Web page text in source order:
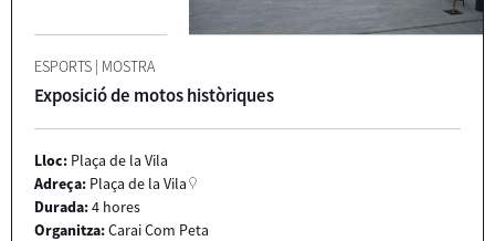
ESPORTS | MOSTRA
Exposició de motos històriques
Lloc: Plaça de la Vila
Adreça: Plaça de la Vila
Durada:4 hores
Organitza:Carai Com Peta